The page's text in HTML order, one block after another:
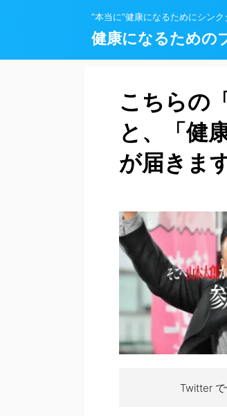
”本当に”健康になるためにシンク
健康になるための
こちらの
と、「健
が届きま
Twitter